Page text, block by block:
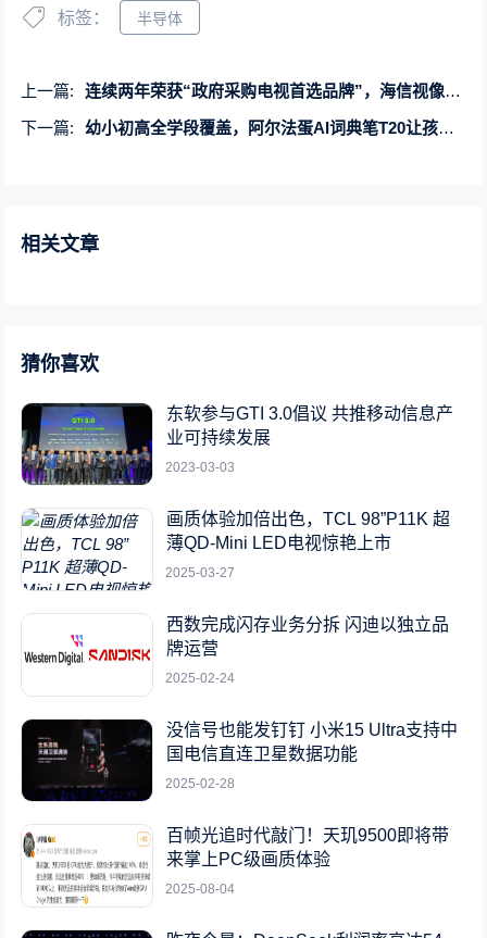
标签： 半导体
上一篇:
连续两年荣获“政府采购电视首选品牌”，海信视像硬核实力凸显
下一篇:
幼小初高全学段覆盖，阿尔法蛋AI词典笔T20让孩子从小用到大！
相关文章
猜你喜欢
东软参与GTI 3.0倡议 共推移动信息产
业可持续发展
2023-03-03
画质体验加倍出色，TCL 98”P11K 超
薄QD-Mini LED电视惊艳上市
2025-03-27
西数完成闪存业务分拆 闪迪以独立品
牌运营
2025-02-24
没信号也能发钉钉 小米15 Ultra支持中
国电信直连卫星数据功能
2025-02-28
百帧光追时代敲门！天玑9500即将带
来掌上PC级画质体验
2025-08-04